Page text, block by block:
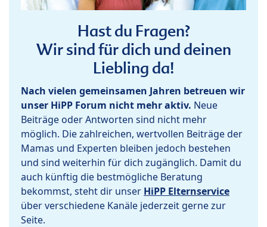
Hast du Fragen?
Wir sind für dich und deinen
Liebling da!
Nach vielen gemeinsamen Jahren betreuen wir
unser HiPP Forum nicht mehr aktiv. Neue
Beiträge oder Antworten sind nicht mehr
möglich. Die zahlreichen, wertvollen Beiträge der
Mamas und Experten bleiben jedoch bestehen
und sind weiterhin für dich zugänglich. Damit du
auch künftig die bestmögliche Beratung
bekommst, steht dir unser HiPP Elternservice
über verschiedene Kanäle jederzeit gerne zur
Seite.